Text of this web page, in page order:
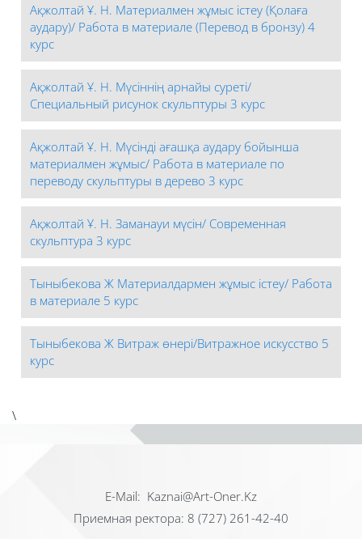
Ақжолтай Ұ. Н. Материалмен жұмыс істеу (Қолаға
аудару)/ Работа в материале (Перевод в бронзу) 4
курс
Ақжолтай Ұ. Н. Мүсіннің арнайы суреті/
Специальный рисунок скульптуры 3 курс
Ақжолтай Ұ. Н. Мүсінді ағашқа аудару бойынша
материалмен жұмыс/ Работа в материале по
переводу скульптуры в дерево 3 курс
Ақжолтай Ұ. Н. Заманауи мүсін/ Современная
скульптура 3 курс
Тыныбекова Ж Материалдармен жұмыс істеу/ Работа
в материале 5 курс
Тыныбекова Ж Витраж өнері/Витражное искусство 5
курс
\
Е-Mail: Kaznai@Art-Oner.Kz
Приемная ректора: 8 (727) 261-42-40